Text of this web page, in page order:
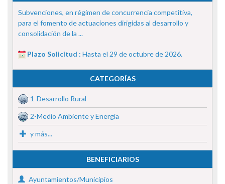
Subvenciones, en régimen de concurrencia competitiva,
para el fomento de actuaciones dirigidas al desarrollo y
consolidación de la ...
Plazo Solicitud : Hasta el 29 de octubre de 2026.
CATEGORÍAS
1-Desarrollo Rural
2-Medio Ambiente y Energía
y más...
BENEFICIARIOS
Ayuntamientos/Municipios